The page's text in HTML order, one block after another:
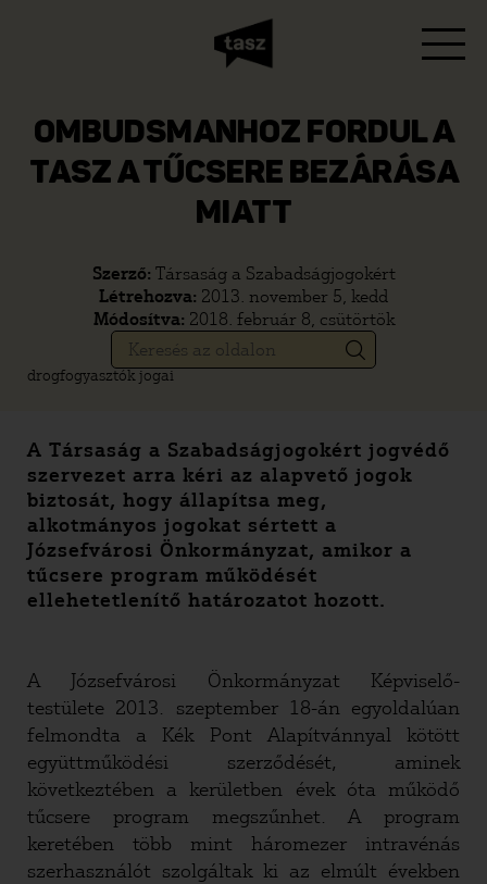
OMBUDSMANHOZ FORDUL A
TASZ A TŰCSERE BEZÁRÁSA
MIATT
Szerző: Társaság a Szabadságjogokért
Létrehozva: 2013. november 5, kedd
Módosítva: 2018. február 8, csütörtök
drogfogyasztók jogai
A Társaság a Szabadságjogokért jogvédő
szervezet arra kéri az alapvető jogok
biztosát, hogy állapítsa meg,
alkotmányos jogokat sértett a
Józsefvárosi Önkormányzat, amikor a
tűcsere program működését
ellehetetlenítő határozatot hozott.
A Józsefvárosi Önkormányzat Képviselő-
testülete 2013. szeptember 18-án egyoldalúan
felmondta a Kék Pont Alapítvánnyal kötött
együttműködési szerződését, aminek
következtében a kerületben évek óta működő
tűcsere program megszűnhet. A program
keretében több mint háromezer intravénás
szerhasználót szolgáltak ki az elmúlt években